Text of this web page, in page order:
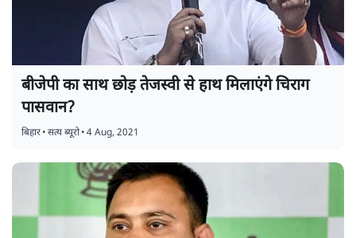
बीजेपी का साथ छोड़ तेजस्वी से हाथ मिलाएंगे चिराग
पासवान?
बिहार•सत्य ब्यूरो•4 Aug, 2021